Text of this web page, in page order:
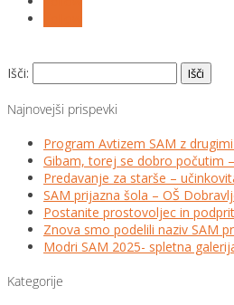
Išči:
Najnovejši prispevki
Program Avtizem SAM z
Gibam, torej se dobro počutim
Predavanje za starše –
SAM prijazna šola – OŠ
Postanite prostovoljec in
Znova smo podelili naziv SAM
Modri SAM 2025- spletna
Kategorije